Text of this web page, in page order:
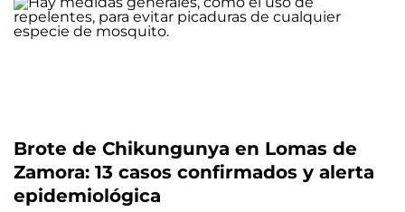
Brote de Chikungunya en Lomas de
Zamora: 13 casos confirmados y alerta
epidemiológica